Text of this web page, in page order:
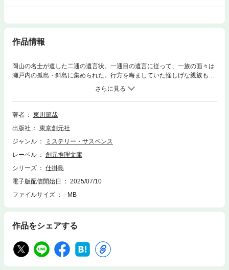
作品情報
岡山の名士が遺した二通の遺言状。一通目の遺言に従って、一族の面々は
瀬戸内の孤島・斜島に集められた。行方を晦ましていた怪しげな親族も姿
を見せるなか、巨大な球形展望室を有する異形の館・御影荘でもう一通の
遺言状が読みあげられた翌朝、相続人の一人が死体となって発見される。
折しも嵐によって島は外界から隔絶される事態に。館に招かれた私立探
偵・小早川隆生と弁護士・矢野沙耶香の二人を奇怪な事件が待ち受ける。
る怪事の果てに明らかとなる驚愕の真相は。謎解きの興趣を隅々まで凝ら
した本格推理長編。／解説＝大山誠一郎
著者
東川篤哉
出版社
東京創元社
ジャンル
ミステリー・サスペンス
レーベル
創元推理文庫
シリーズ
仕掛島
電子版配信開始日
2025/07/10
ファイルサイズ
- MB
作品をシェアする